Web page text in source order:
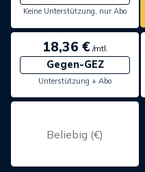
Keine Unterstützung, nur Abo
18,36 €/mtl.
Gegen-GEZ
Unterstützung + Abo